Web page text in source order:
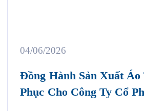
04/06/2026
Đồng Hành Sản Xuất
Phục Cho Công Ty Cổ